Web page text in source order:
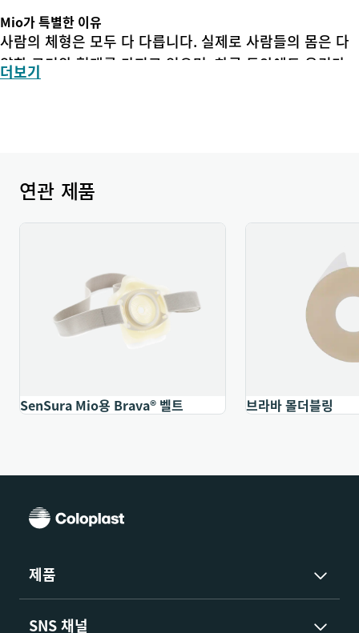
Mio가 특별한 이유
사람의 체형은 모두 다 다릅니다. 실제로 사람들의 몸은 다
양한 크기와 형태를 가지고 있으며, 하루 동안에도 우리가
움직일 때마다 모양이 바뀝니다. 그래서 자신에게 꼭 맞는
그 비결은 피부보호판의 “탄성(신축성)”에 있으며, 이는 늘
찬가지로 SenSura Mio 또한 탄성이 있어 몸이 움직일 때
피부와 함께 자연스럽게 구부러지고 늘어납니다.
이렇듯 SenSura Mio는 환자에게 안정감을 주어, 일상적인
활동은 물론 사회생활에서도 자신감을 가질 수 있게 해줍니
에 입는 소재, 섬유 소재로 만들어졌습니다. 이 소재는 피부
주머니는 섬유 소재 덕분에 의료기기보다는 의류에 더 가깝
게 보입니다.
요? 새로운 원형(풀서클) 필터에는 이 문제를 줄이기 위해
설계된 특별한 사전필터(프리필터)가 하나 더 있습니다.
사전 필터의 역할은 전체 원형 필터(풀서쿨 필터)의 탄소층
더보기
연관 제품
SenSura Mio용 Brava® 벨트 브라바 몰더블링
제품
SNS 채널